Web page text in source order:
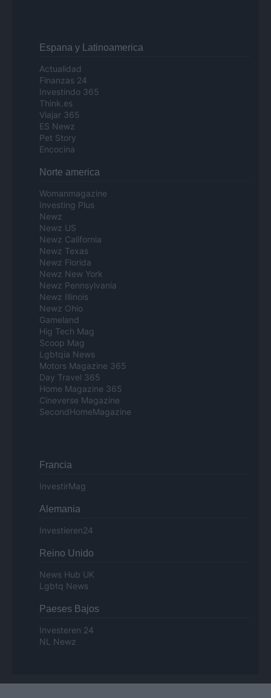
Espana y Latinoamerica
Actualidad
Finanzas 24
Investindo 365
Think.es
Viajar 365
ES Newz
Pet Story
Encocina
Norte america
Womanmagazine
Investing Plus
Newz
Newz US
Newz California
Newz Texas
Newz Florida
Newz New York
Newz Pennsylvania
Newz Illinois
Newz Ohio
Gameland
Hig Tech Mag
Scoop Mag
Lgbtqia News
Motors Magazine 365
Day Travel 365
Home Magazine 365
Cineverse Magazine
SecondHomeMagazine
Francia
InvestirMag
Alemania
Investieren24
Reino Unido
News Hub UK
Lgbtq News
Paeses Bajos
Investeren 24
NL Newz